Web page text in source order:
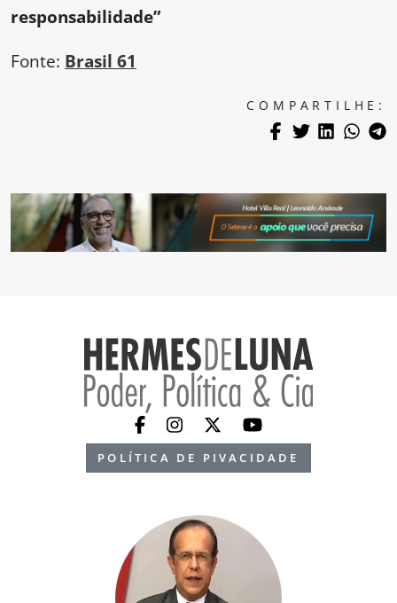
responsabilidade”
Fonte: Brasil 61
COMPARTILHE:
POLÍTICA DE PIVACIDADE